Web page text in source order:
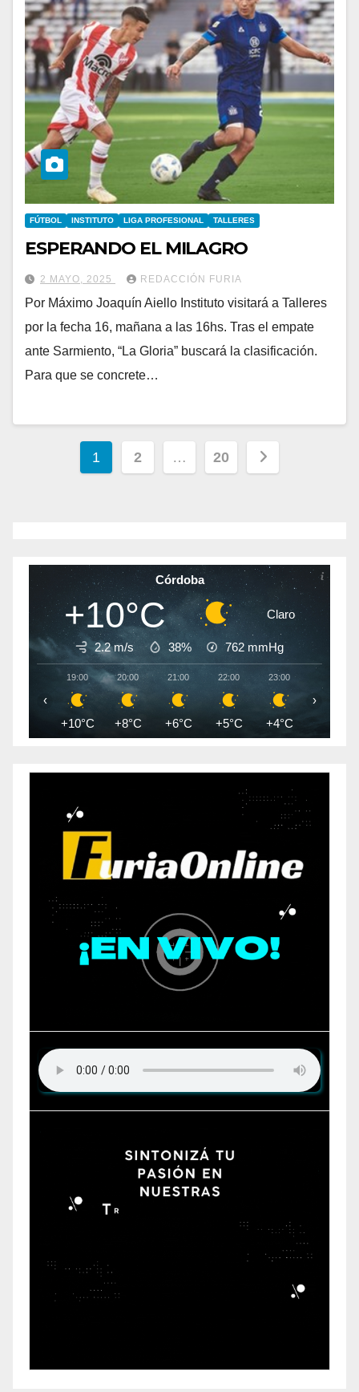
FÚTBOL INSTITUTO LIGA PROFESIONAL TALLERES
ESPERANDO EL MILAGRO
2 MAYO, 2025 REDACCIÓN FURIA
Por Máximo Joaquín Aiello Instituto visitará a Talleres
por la fecha 16, mañana a las 16hs. Tras el empate
ante Sarmiento, “La Gloria” buscará la clasificación.
Para que se concrete…
Paginación
1 2 … 20
Córdoba
+10°C Claro
2.2 m/s 38% 762 mmHg
19:00
+10°C
20:00
+8°C
21:00
+6°C
22:00
+5°C
23:00
+4°C +3°C
‹ ›